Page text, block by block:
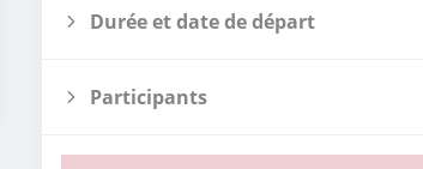
Durée et date de départ
Participants